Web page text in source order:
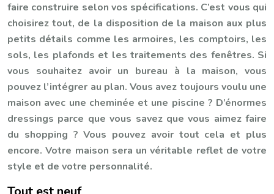
faire construire selon vos spécifications. C’est vous qui
choisirez tout, de la disposition de la maison aux plus
petits détails comme les armoires, les comptoirs, les
sols, les plafonds et les traitements des fenêtres. Si
vous souhaitez avoir un bureau à la maison, vous
pouvez l’intégrer au plan. Vous avez toujours voulu une
maison avec une cheminée et une piscine ? D’énormes
dressings parce que vous savez que vous aimez faire
du shopping ? Vous pouvez avoir tout cela et plus
encore. Votre maison sera un véritable reflet de votre
style et de votre personnalité.